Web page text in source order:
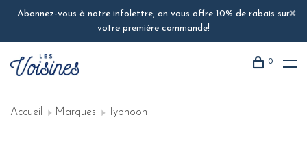
Abonnez-vous à notre infolettre, on vous offre 10% de rabais sur
votre première commande!
0
Accueil Marques Typhoon